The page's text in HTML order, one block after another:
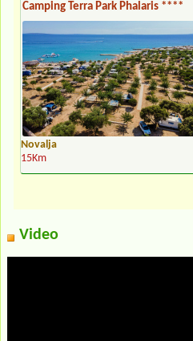
Camping Terra Park Phalaris ****
Novalja
15Km
Video